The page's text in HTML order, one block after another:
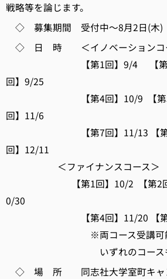
戦略等を論じます。
◇ 募集期間 受付中～8月2日(木)
◇ 日 時 ＜イノベーションコ
【第1回】9/4 【第2回
回】9/25
【第4回】10/9 【第5回
回】11/6
【第7回】11/13 【第8回
回】12/11
＜ファイナンスコース＞
【第1回】10/2 【第2回】
0/30
【第4回】11/20 【第5
※両コース受講可
いずれのコースも毎回
◇ 場 所 同志社大学室町キャン